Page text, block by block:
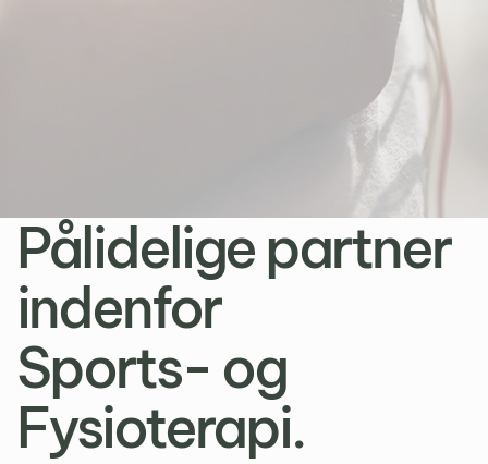
Pålidelige partner
indenfor
Sports- og
Fysioterapi.